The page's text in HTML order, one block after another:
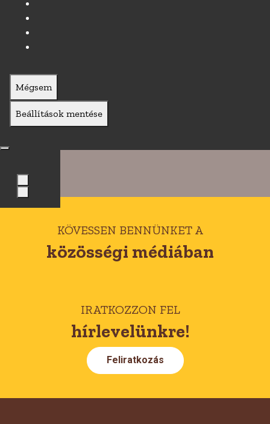
Mégsem
Beállítások mentése
KÖVESSEN BENNÜNKET A
közösségi médiában
IRATKOZZON FEL
hírlevelünkre!
Feliratkozás